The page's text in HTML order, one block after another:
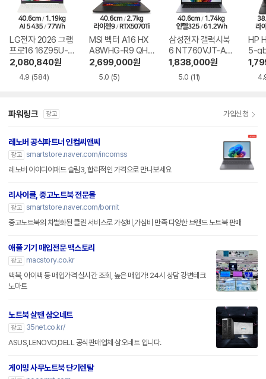
LG전자 2026 그램
프로16 16Z95U-G
S5WK
2,080,840원
4.9 (584)
MSI 벡터 A16 HX
A8WHG-R9 QHD
+
2,699,000원
5.0 (5)
삼성전자 갤럭시북
6 NT760VJT-A51
A
1,838,000원
5.0 (11)
HP
5-
파워링크 광고 가입신청
레노버 공식파트너 인컴씨앤씨
광고 smartstore.naver.com/incomss
레노버 아이디어패드 슬림3, 합리적인 가격으로 만나보세요
리사이클, 중고노트북 전문몰
광고 smartstore.naver.com/bornit
중고노트북의 차별화된 클린 서비스로 가성비,가심비 만족 다양한 브랜드 노트북 판매
애플 기기 매입전문 맥스토리
광고
macstory.co.kr
맥북, 아이맥 등 매입가격 실시간 조회, 높은 매입가! 24시 상담 강변테크
노마트
노트북 살땐 삼오네트
광고
35net.co.kr/
ASUS,LENOVO,DELL 공식판매업체 삼오네트 입니다.
게이밍 사무노트북 단기렌탈